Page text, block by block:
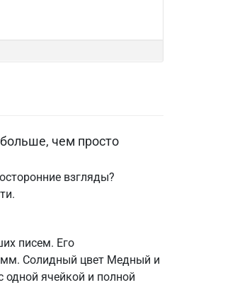
чем просто
взгляды?
писем. Его
мм. Солидный цвет Медный и
одной ячейкой и полной